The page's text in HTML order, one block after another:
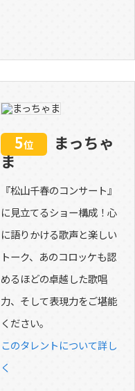
5位
まっちゃ
ま
『松山千春のコンサート』
に見立てるショー構成！心
に語りかける歌声と楽しい
トーク、あのコロッケも認
めるほどの卓越した歌唱
力、そして表現力をご堪能
ください。
このタレントについて詳し
く